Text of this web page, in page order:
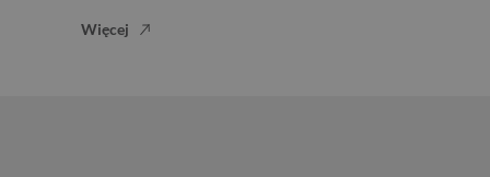
Więcej